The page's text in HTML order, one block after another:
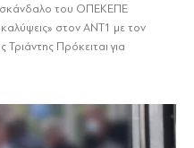
σκάνδαλο του ΟΠΕΚΕΠΕ
στον AΝΤ1 με τον
Πρόκειται για